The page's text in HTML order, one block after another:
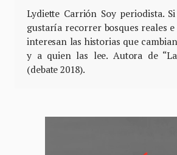
Lydiette Carrión Soy periodista.
gustaría recorrer bosques reales
interesan las historias que
y a quien las lee. Autora de
(debate 2018).